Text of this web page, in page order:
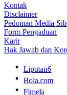
Kontak
Disclaimer
Pedoman Media
Form Pengaduan
Karir
Hak Jawab dan
Liputan6
Bola.com
Fimela